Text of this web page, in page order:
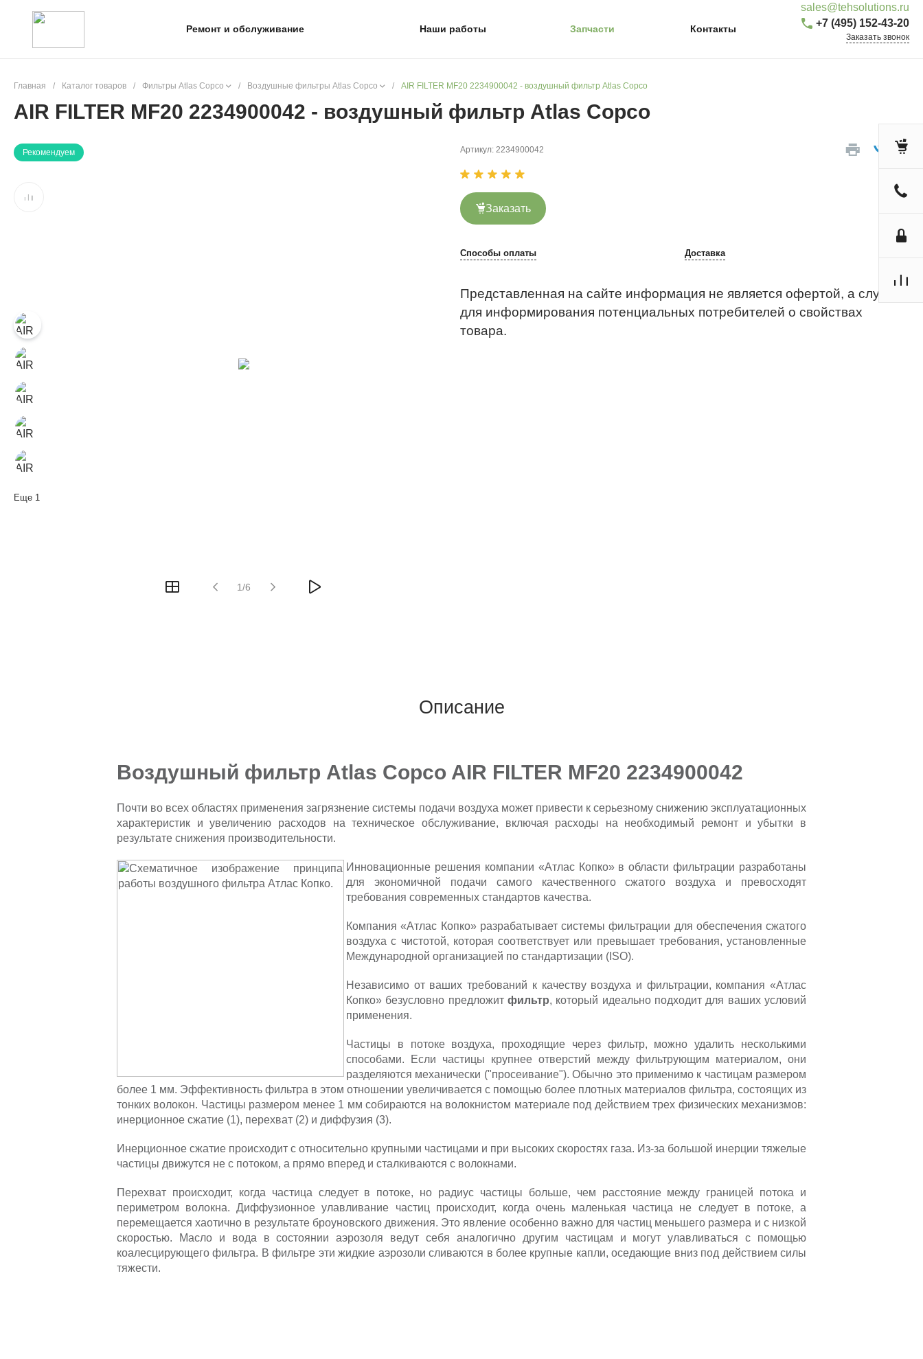
Ремонт и обслуживание Наши работы Запчасти Контакты
sales@tehsolutions.ru
+7 (495) 152-43-20
Заказать звонок
Главная / Каталог товаров / Фильтры Atlas Copco / Воздушные фильтры Atlas Copco / AIR FILTER MF20 2234900042 - воздушный фильтр Atlas Copco
AIR FILTER MF20 2234900042 - воздушный фильтр Atlas Copco
Рекомендуем
Еще 1
1/6
Артикул: 2234900042
Заказать
Способы оплаты Доставка
Представленная на сайте информация не является офертой, а служит
для информирования потенциальных потребителей о свойствах
товара.
Описание
Воздушный фильтр Atlas Copco AIR FILTER MF20 2234900042
Почти во всех областях применения загрязнение системы подачи воздуха может привести к серьезному снижению эксплуатационных
характеристик и увеличению расходов на техническое обслуживание, включая расходы на необходимый ремонт и убытки в
результате снижения производительности.
Инновационные решения компании «Атлас Копко» в области фильтрации разработаны
для экономичной подачи самого качественного сжатого воздуха и превосходят
требования современных стандартов качества.
Компания «Атлас Копко» разрабатывает системы фильтрации для обеспечения сжатого
воздуха с чистотой, которая соответствует или превышает требования, установленные
Международной организацией по стандартизации (ISO).
Независимо от ваших требований к качеству воздуха и фильтрации, компания «Атлас
Копко» безусловно предложит фильтр, который идеально подходит для ваших условий
применения.
Частицы в потоке воздуха, проходящие через фильтр, можно удалить несколькими
способами. Если частицы крупнее отверстий между фильтрующим материалом, они
разделяются механически ("просеивание"). Обычно это применимо к частицам размером
более 1 мм. Эффективность фильтра в этом отношении увеличивается с помощью более плотных материалов фильтра, состоящих из
тонких волокон. Частицы размером менее 1 мм собираются на волокнистом материале под действием трех физических механизмов:
инерционное сжатие (1), перехват (2) и диффузия (3).
Инерционное сжатие происходит с относительно крупными частицами и при высоких скоростях газа. Из-за большой инерции тяжелые
частицы движутся не с потоком, а прямо вперед и сталкиваются с волокнами.
Перехват происходит, когда частица следует в потоке, но радиус частицы больше, чем расстояние между границей потока и
периметром волокна. Диффузионное улавливание частиц происходит, когда очень маленькая частица не следует в потоке, а
перемещается хаотично в результате броуновского движения. Это явление особенно важно для частиц меньшего размера и с низкой
скоростью. Масло и вода в состоянии аэрозоля ведут себя аналогично другим частицам и могут улавливаться с помощью
коалесцирующего фильтра. В фильтре эти жидкие аэрозоли сливаются в более крупные капли, оседающие вниз под действием силы
тяжести.